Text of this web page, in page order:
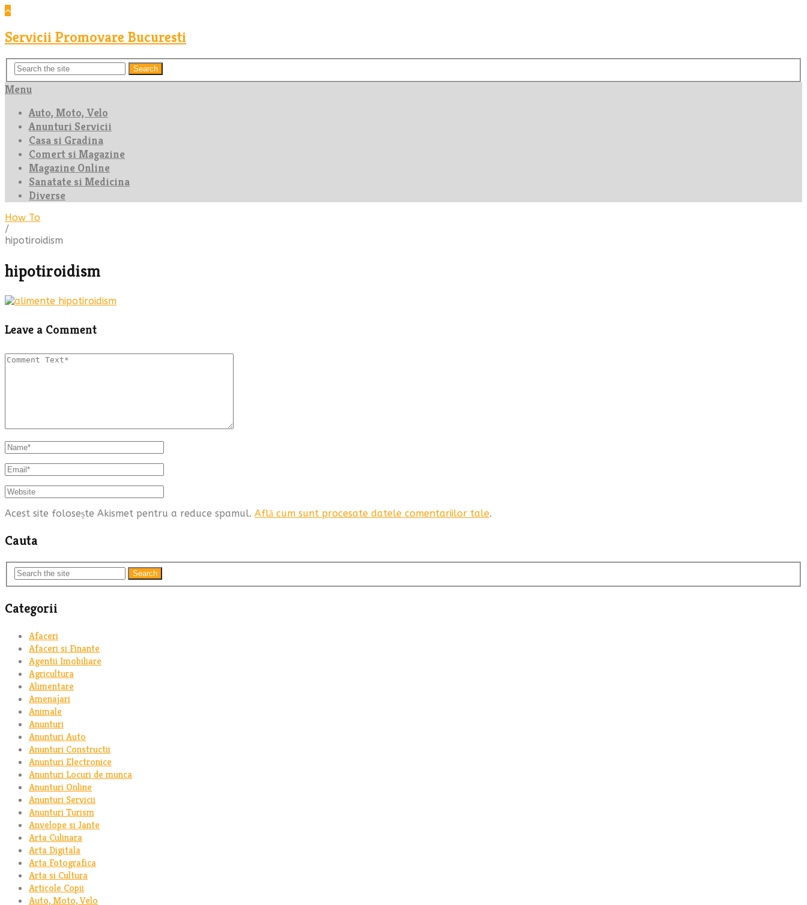
Servicii Promovare Bucuresti
Search
Menu
Auto, Moto, Velo
Anunturi Servicii
Casa si Gradina
Comert si Magazine
Magazine Online
Sanatate si Medicina
Diverse
How To
/
hipotiroidism
hipotiroidism
Leave a Comment
Acest site folosește Akismet pentru a reduce spamul. Află cum sunt procesate datele comentariilor tale.
Cauta
Search
Categorii
Afaceri
Afaceri si Finante
Agentii Imobiliare
Agricultura
Alimentare
Amenajari
Animale
Anunturi
Anunturi Auto
Anunturi Constructii
Anunturi Electronice
Anunturi Locuri de munca
Anunturi Online
Anunturi Servicii
Anunturi Turism
Anvelope si Jante
Arta Culinara
Arta Digitala
Arta Fotografica
Arta si Cultura
Articole Copii
Auto, Moto, Velo